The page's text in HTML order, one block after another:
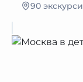
90